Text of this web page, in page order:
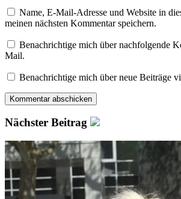
Name, E-Mail-Adresse und Website in
meinen nächsten Kommentar speichern.
Benachrichtige mich über nachfolgende
Mail.
Benachrichtige mich über neue Beiträge
Nächster Beitrag